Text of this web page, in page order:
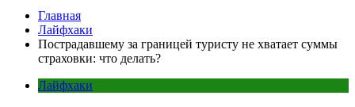
Главная
Лайфхаки
Пострадавшему за границей туристу не хватает суммы
страховки: что делать?
Лайфхаки